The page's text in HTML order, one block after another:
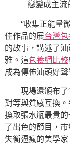
戀變成主流
“收集正能量
佳作品的展台灣包
的故事，講述了
雅。這包養網比較
成為傳佈汕頭好
現場還頒布了
對等與質感互換
換取張水瓶最貴
了出色的節目，
失衡逼瘋的美學